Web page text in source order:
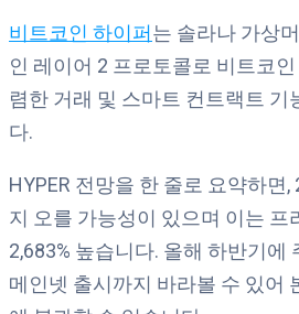
비트코인 하이퍼는 솔라나 가상
인 레이어 2 프로토콜로 비트코
렴한 거래 및 스마트 컨트랙트 기
다.
HYPER 전망을 한 줄로 요약하면
지 오를 가능성이 있으며 이는 프
2,683% 높습니다. 올해 하반기에
메인넷 출시까지 바라볼 수 있어